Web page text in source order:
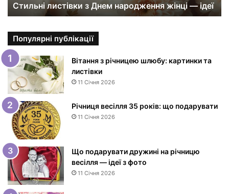
т
к
и
з
Д
н
е
м
р
о
д
ж
е
Стильні листівки з Днем народження жінці — ідеї
Популярні публікації
Вітання з річницею шлюбу: картинки та
листівки
11 Січня 2026
Річниця весілля 35 років: що подарувати
11 Січня 2026
Що подарувати дружині на річницю
весілля — ідеї з фото
11 Січня 2026